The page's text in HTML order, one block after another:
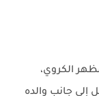
الكروي،
اعتُقل إلى جانب والده